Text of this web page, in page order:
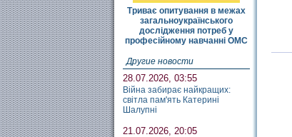
Триває опитування в межах
загальноукраїнського
дослідження потреб у
професійному навчанні ОМС
Другие новости
28.07.2026, 03:55
Війна забирає найкращих:
світла пам'ять Катерині
Шалупні
21.07.2026, 20:05